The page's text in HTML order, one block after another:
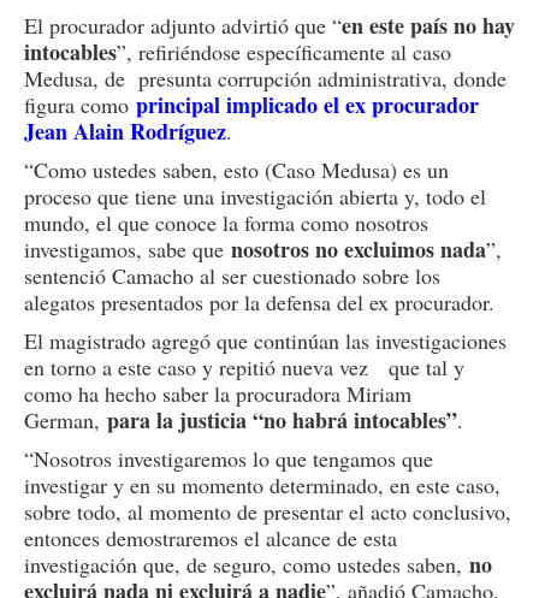
El procurador adjunto advirtió que “en este país no hay
intocables”, refiriéndose específicamente al caso
Medusa, de presunta corrupción administrativa, donde
figura como principal implicado el ex procurador
Jean Alain Rodríguez.
“Como ustedes saben, esto (Caso Medusa) es un
proceso que tiene una investigación abierta y, todo el
mundo, el que conoce la forma como nosotros
investigamos, sabe que nosotros no excluimos nada”,
sentenció Camacho al ser cuestionado sobre los
alegatos presentados por la defensa del ex procurador.
El magistrado agregó que continúan las investigaciones
en torno a este caso y repitió nueva vez que tal y
como ha hecho saber la procuradora Miriam
German, para la justicia “no habrá intocables”.
“Nosotros investigaremos lo que tengamos que
investigar y en su momento determinado, en este caso,
sobre todo, al momento de presentar el acto conclusivo,
entonces demostraremos el alcance de esta
investigación que, de seguro, como ustedes saben, no
excluirá nada ni excluirá a nadie”, añadió Camacho.